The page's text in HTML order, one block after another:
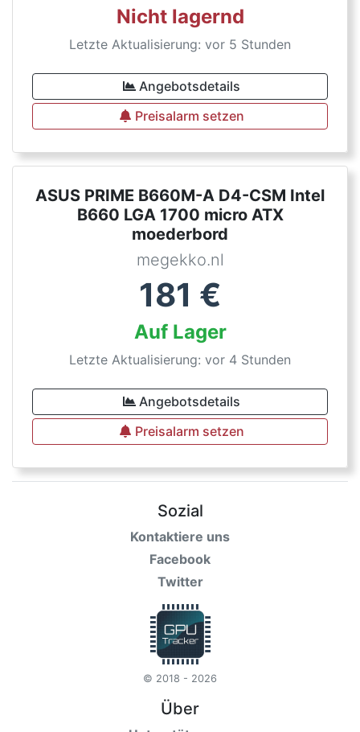
Nicht lagernd
Letzte Aktualisierung: vor 5 Stunden
Angebotsdetails
Preisalarm setzen
ASUS PRIME B660M-A D4-CSM Intel
B660 LGA 1700 micro ATX
moederbord
megekko.nl
181 €
Auf Lager
Letzte Aktualisierung: vor 4 Stunden
Angebotsdetails
Preisalarm setzen
Sozial
Kontaktiere uns
Facebook
Twitter
© 2018 - 2026
Über